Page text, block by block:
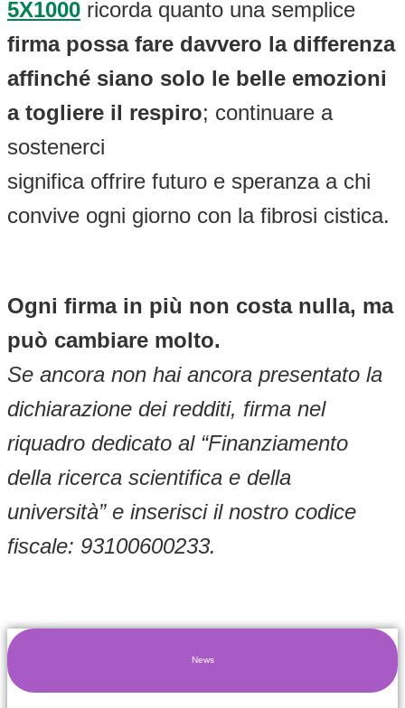
5X1000 ricorda quanto una semplice
firma possa fare davvero la differenza
affinché siano solo le belle emozioni
a togliere il respiro; continuare a
sostenerci
significa offrire futuro e speranza a chi
convive ogni giorno con la fibrosi cistica.
Ogni firma in più non costa nulla, ma
può cambiare molto.
Se ancora non hai ancora presentato la
dichiarazione dei redditi, firma nel
riquadro dedicato al “Finanziamento
della ricerca scientifica e della
università” e inserisci il nostro codice
fiscale: 93100600233.
News